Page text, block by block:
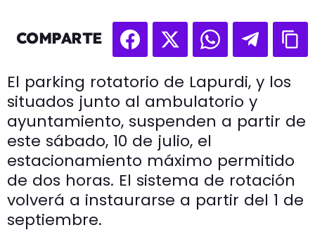
COMPARTE
El parking rotatorio de Lapurdi, y los
situados junto al ambulatorio y
ayuntamiento, suspenden a partir de
este sábado, 10 de julio, el
estacionamiento máximo permitido
de dos horas. El sistema de rotación
volverá a instaurarse a partir del 1 de
septiembre.